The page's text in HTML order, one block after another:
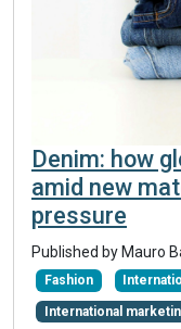
Denim: how
amid new
pressure
Published by Mauro
Fashion
International